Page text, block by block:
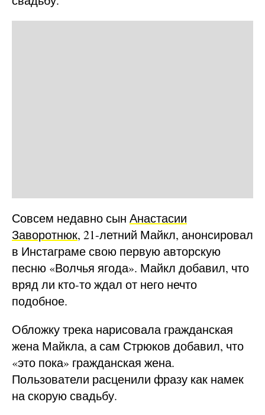
Совсем недавно сын Анастасии
Заворотнюк, 21-летний Майкл, анонсировал
в Инстаграме свою первую авторскую
песню «Волчья ягода». Майкл добавил, что
вряд ли кто-то ждал от него нечто
подобное.
Обложку трека нарисовала гражданская
жена Майкла, а сам Стрюков добавил, что
«это пока» гражданская жена.
Пользователи расценили фразу как намек
на скорую свадьбу.